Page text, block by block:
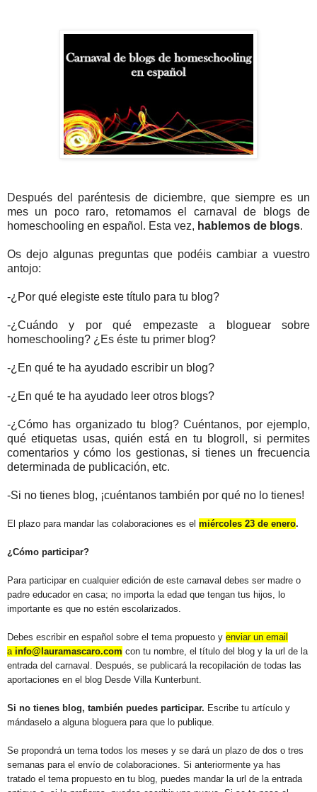
Después del paréntesis de diciembre, que siempre es un
mes un poco raro, retomamos el carnaval de blogs de
homeschooling en español. Esta vez, hablemos de blogs.
Os dejo algunas preguntas que podéis cambiar a vuestro
antojo:
-¿Por qué elegiste este título para tu blog?
-¿Cuándo y por qué empezaste a bloguear sobre
homeschooling? ¿Es éste tu primer blog?
-¿En qué te ha ayudado escribir un blog?
-¿En qué te ha ayudado leer otros blogs?
-¿Cómo has organizado tu blog? Cuéntanos, por ejemplo,
qué etiquetas usas, quién está en tu blogroll, si permites
comentarios y cómo los gestionas, si tienes un frecuencia
determinada de publicación, etc.
-Si no tienes blog, ¡cuéntanos también por qué no lo tienes!
El plazo para mandar las colaboraciones es el miércoles 23 de enero.
¿Cómo participar?
Para participar en cualquier edición de este carnaval debes ser madre o
padre educador en casa; no importa la edad que tengan tus hijos, lo
importante es que no estén escolarizados.
Debes escribir en español sobre el tema propuesto y enviar un email
a info@lauramascaro.com con tu nombre, el título del blog y la url de la
entrada del carnaval. Después, se publicará la recopilación de todas las
aportaciones en el blog Desde Villa Kunterbunt.
Si no tienes blog, también puedes participar. Escribe tu artículo y
mándaselo a alguna bloguera para que lo publique.
Se propondrá un tema todos los meses y se dará un plazo de dos o tres
semanas para el envío de colaboraciones. Si anteriormente ya has
tratado el tema propuesto en tu blog, puedes mandar la url de la entrada